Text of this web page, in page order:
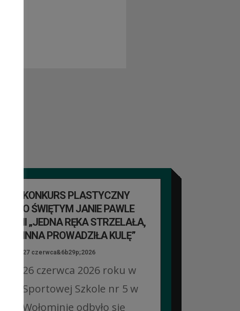
KONKURS PLASTYCZNY
O ŚWIĘTYM JANIE PAWLE
II „JEDNA RĘKA STRZELAŁA,
INNA PROWADZIŁA KULĘ”
27 czerwca&6b29p;2026
26 czerwca 2026 roku w
Sportowej Szkole nr 5 w
Wołominie odbyło się